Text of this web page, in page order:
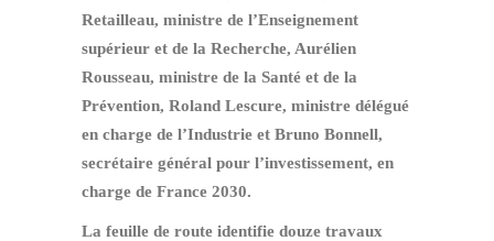
Retailleau, ministre de l’Enseignement
supérieur et de la Recherche, Aurélien
Rousseau, ministre de la Santé et de la
Prévention, Roland Lescure, ministre délégué
en charge de l’Industrie et Bruno Bonnell,
secrétaire général pour l’investissement, en
charge de France 2030.
La feuille de route identifie douze travaux